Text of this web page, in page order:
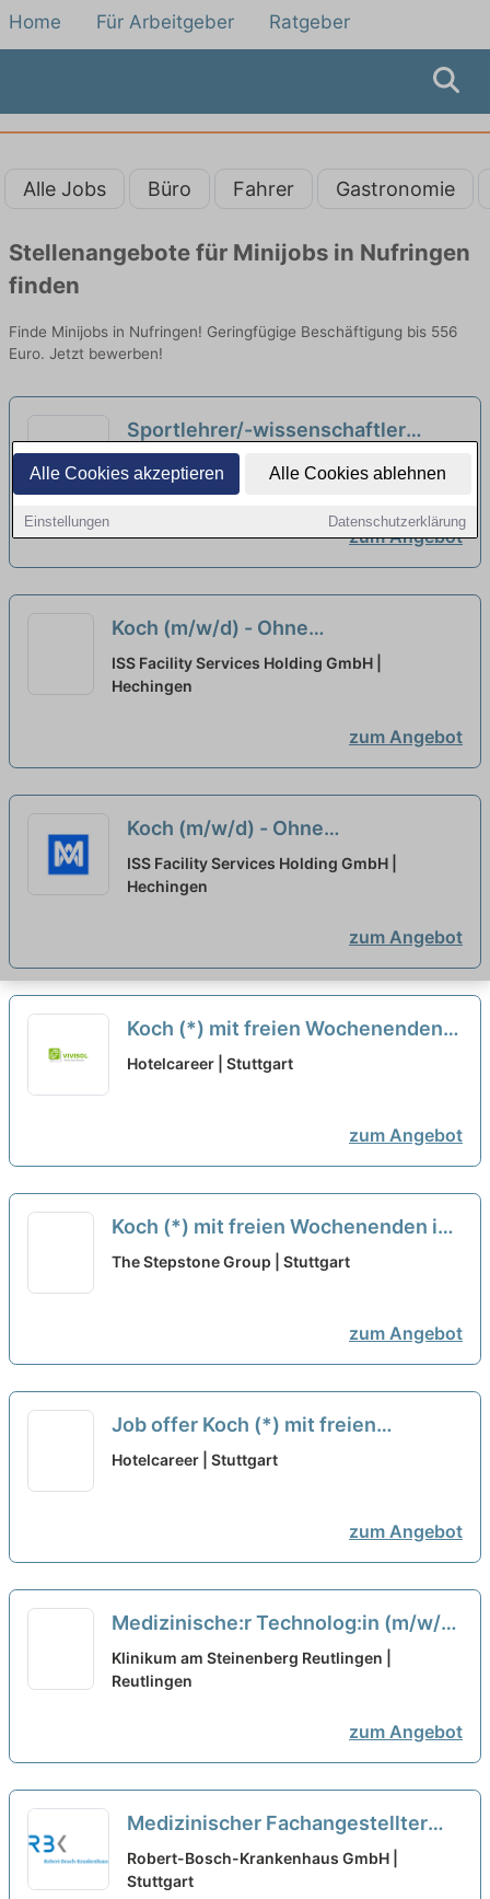
Alle Cookies akzeptieren Alle Cookies ablehnen
Einstellungen Datenschutzerklärung
Home Für Arbeitgeber Ratgeber
Alle Jobs Büro Fahrer Gastronomie
Stellenangebote für Minijobs in Nufringen
finden
Finde Minijobs in Nufringen! Geringfügige Beschäftigung bis 556
Euro. Jetzt bewerben!
Sportlehrer/-wissenschaftler
(m/w/d) - Minijob Wochenende
rehamed GmbH | Stuttgart
zum Angebot
Koch (m/w/d) - Ohne
Wochenendarbeit neu
ISS Facility Services Holding GmbH |
Hechingen
zum Angebot
Koch (m/w/d) - Ohne
Wochenendarbeit neu
ISS Facility Services Holding GmbH |
Hechingen
zum Angebot
Koch (*) mit freien Wochenenden
in Stuttgart bei Genuss & Harmonie
Hotelcareer | Stuttgart
zum Angebot
Koch (*) mit freien Wochenenden in
Stuttgart bei Genuss & Harmonie
The Stepstone Group | Stuttgart
zum Angebot
Job offer Koch (*) mit freien
Wochenenden in Stuttgart at
Hotelcareer | Stuttgart
zum Angebot
Medizinische:r Technolog:in (m/w/d)
für Radiologie auf Minijobbasis – Wir
haben den passenden Job für Sie!
Klinikum am Steinenberg Reutlingen |
Reutlingen
zum Angebot
Medizinischer Fachangestellter
(m/w/d) Nachtblutabnahmedienst
in Teilzeit (10%-40%) oder als
Robert-Bosch-Krankenhaus GmbH |
Stuttgart